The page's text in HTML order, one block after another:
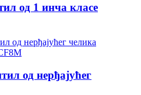
од 1 инча класе
од нерђајућег